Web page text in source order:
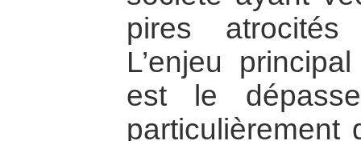
pires
L’enjeu
est le
particulièrement